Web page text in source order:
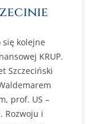
się kolejne
KRUP.
Szczeciński
prof. US –
Rozwoju i